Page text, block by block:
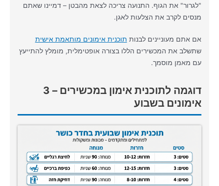
"לגרור" את הגוף. התנועה צריכה לצאת מהבטן – דמיינו שאתם
מנסים לקרב את הצלעות לאגן.
אם אתם מעוניינים לבנות תוכנית אימונים מותאמת אישית
שתשלב את המכשירים הללו בצורה אופטימלית, מומלץ להתייעץ
עם מאמן מוסמך.
דוגמה לתוכנית אימון במכשירים – 3
אימונים בשבוע